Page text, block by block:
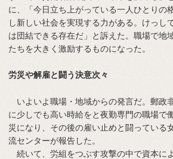
に、「今日立ち上がっている一人ひとりの
し新しい社会を実現する力がある。けっし
は団結できる存在だ」と訴えた。職場で地
たちを大きく激励するものになった。
労災や解雇と闘う決意次々
いよいよ職場・地域からの発言だ。郵政
に少しでも高い時給をと夜勤専門の職場で
災になり、その後の雇い止めと闘っている
流センターが報告した。
続いて、労組をつぶす攻撃の中で資本に